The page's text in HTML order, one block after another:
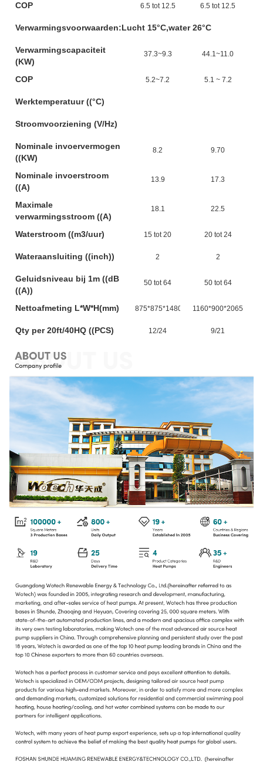
COP 6.5 tot 12.5 6.5 tot 12.5
Verwarmingsvoorwaarden:Lucht 15°C,water 26°C
Verwarmingscapaciteit
(KW)
37.3~9.3 44.1~11.0
COP 5.2~7.2 5.1 ~ 7.2
Werktemperatuur ((°C)
Stroomvoorziening (V/Hz)
Nominale invoervermogen
((KW)
8.2 9.70
Nominale invoerstroom
((A)
13.9 17.3
Maximale
verwarmingsstroom ((A)
18.1 22.5
Waterstroom ((m3/uur) 15 tot 20 20 tot 24
Wateraansluiting ((inch)) 2 2
Geluidsniveau bij 1m ((dB
((A))
50 tot 64 50 tot 64
Nettoafmeting L*W*H(mm) 875*875*1480 1160*900*2065
Qty per 20ft/40HQ ((PCS) 12/24 9/21